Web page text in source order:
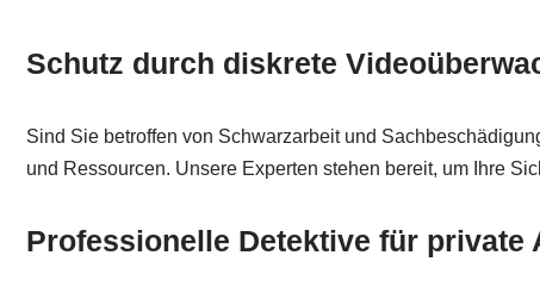
Schutz durch diskrete
Sind Sie betroffen von Schwarzarbeit und
und Ressourcen. Unsere Experten stehen bereit, um Ihre
Professionelle Detektive für private